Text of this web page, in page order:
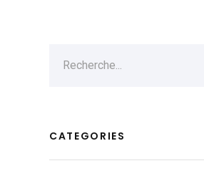
Recherche...
CATEGORIES